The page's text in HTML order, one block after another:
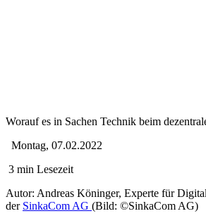
Worauf es in Sachen Technik beim
Montag, 07.02.2022
3 min Lesezeit
Autor: Andreas Köninger, Experte für
der SinkaCom AG (Bild: ©SinkaCom AG)